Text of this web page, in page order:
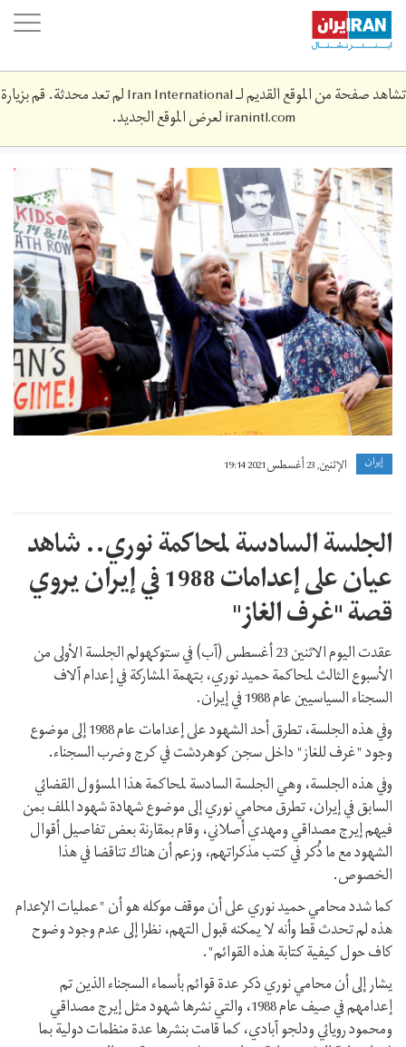
Skip
main
content
تشاهد صفحة من الموقع القديم لـ Iran International لم تعد محدثة. قم بزيارة
iranintl.comلعرض الموقع الجديد.
2021-
08-
iran-
warcrimes.jpg
إيران الإثنين, 23 أغسطس 2021 19:14
الجلسة السادسة لمحاكمة نوري.. شاهد
عيان على إعدامات 1988 في إيران يروي
قصة "غرف الغاز"
عقدت اليوم الاثنين 23 أغسطس (آب) في ستوكهولم الجلسة الأولى من
الأسبوع الثالث لمحاكمة حميد نوري، بتهمة المشاركة في إعدام آلاف
السجناء السياسيين عام 1988 في إيران.
وفي هذه الجلسة، تطرق أحد الشهود على إعدامات عام 1988 إلى موضوع
وجود "غرف للغاز" داخل سجن كوهردشت في كرج وضرب السجناء.
وفي هذه الجلسة، وهي الجلسة السادسة لمحاكمة هذا المسؤول القضائي
السابق في إيران، تطرق محامي نوري إلى موضوع شهادة شهود الملف بمن
فيهم إيرج مصداقي ومهدي أصلاني، وقام بمقارنة بعض تفاصيل أقوال
الشهود مع ما ذُكر في كتب مذكراتهم، وزعم أن هناك تناقضا في هذا
الخصوص.
كما شدد محامي حميد نوري على أن موقف موكله هو أن "عمليات الإعدام
هذه لم تحدث قط وأنه لا يمكنه قبول التهم، نظرا إلى عدم وجود وضوح
كاف حول كيفية كتابة هذه القوائم".
يشار إلى أن محامي نوري ذكر عدة قوائم بأسماء السجناء الذين تم
إعدامهم في صيف عام 1988، والتي نشرها شهود مثل إيرج مصداقي
ومحمود رويائي ودلجو آبادي، كما قامت بنشرها عدة منظمات دولية بما